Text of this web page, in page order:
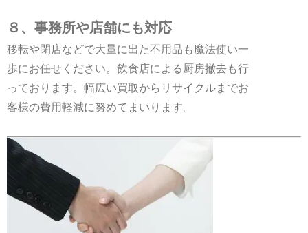
８、事務所や店舗にも対応
移転や閉店などで大量に出た不用品も魔法使い一
歩にお任せください。飲食店による厨房撤去も行
っております。幅広い買取からリサイクルまでお
客様の費用軽減に努めてまいります。